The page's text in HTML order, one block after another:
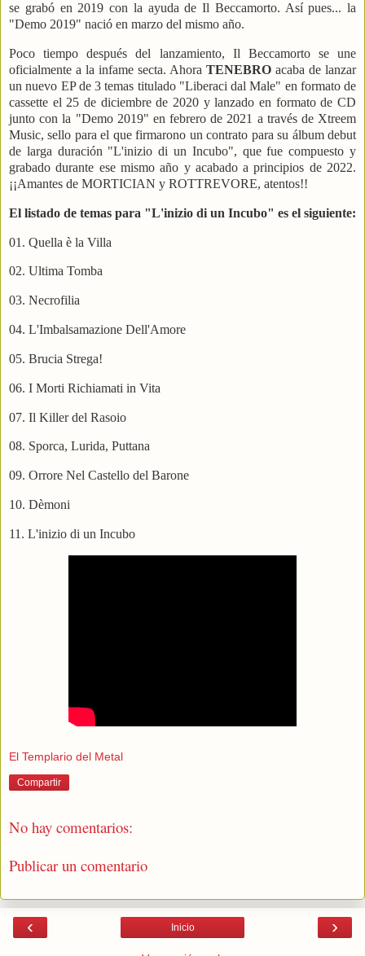
se grabó en 2019 con la ayuda de Il Beccamorto. Así pues... la
"Demo 2019" nació en marzo del mismo año.
Poco tiempo después del lanzamiento, Il Beccamorto se une
oficialmente a la infame secta. Ahora TENEBRO acaba de lanzar
un nuevo EP de 3 temas titulado "Liberaci dal Male" en formato de
cassette el 25 de diciembre de 2020 y lanzado en formato de CD
junto con la "Demo 2019" en febrero de 2021 a través de Xtreem
Music, sello para el que firmarono un contrato para su álbum debut
de larga duración "L'inizio di un Incubo", que fue compuesto y
grabado durante ese mismo año y acabado a principios de 2022.
¡¡Amantes de MORTICIAN y ROTTREVORE, atentos!!
El listado de temas para "L'inizio di un Incubo" es el siguiente:
01. Quella è la Villa
02. Ultima Tomba
03. Necrofilia
04. L'Imbalsamazione Dell'Amore
05. Brucia Strega!
06. I Morti Richiamati in Vita
07. Il Killer del Rasoio
08. Sporca, Lurida, Puttana
09. Orrore Nel Castello del Barone
10. Dèmoni
11. L'inizio di un Incubo
El Templario del Metal
Compartir
No hay comentarios:
Publicar un comentario
‹ ›
Inicio